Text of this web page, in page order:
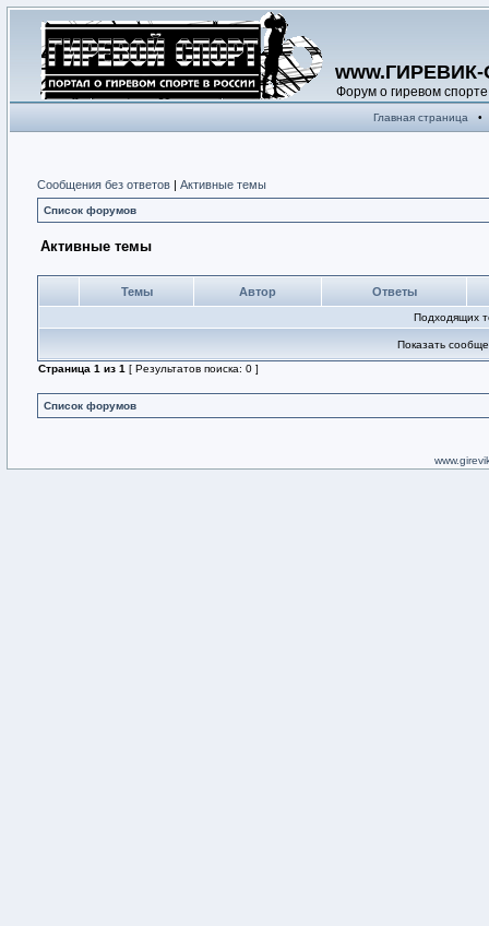
Форум о гиревом спорте
Главная страница •
Сообщения без ответов | Активные темы
Список форумов
Активные темы
Темы Автор Ответы
Подходящих
Показать
Страница 1 из 1 [ Результатов поиска: 0 ]
Список форумов